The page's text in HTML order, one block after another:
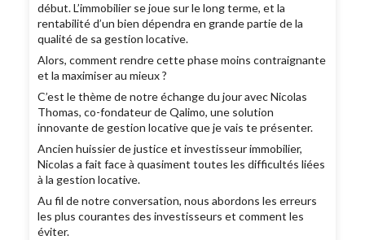
début. L’immobilier se joue sur le long terme, et la
rentabilité d’un bien dépendra en grande partie de la
qualité de sa gestion locative.
Alors, comment rendre cette phase moins contraignante
et la maximiser au mieux ?
C’est le thème de notre échange du jour avec Nicolas
Thomas, co-fondateur de Qalimo, une solution
innovante de gestion locative que je vais te présenter.
Ancien huissier de justice et investisseur immobilier,
Nicolas a fait face à quasiment toutes les difficultés liées
à la gestion locative.
Au fil de notre conversation, nous abordons les erreurs
les plus courantes des investisseurs et comment les
éviter.